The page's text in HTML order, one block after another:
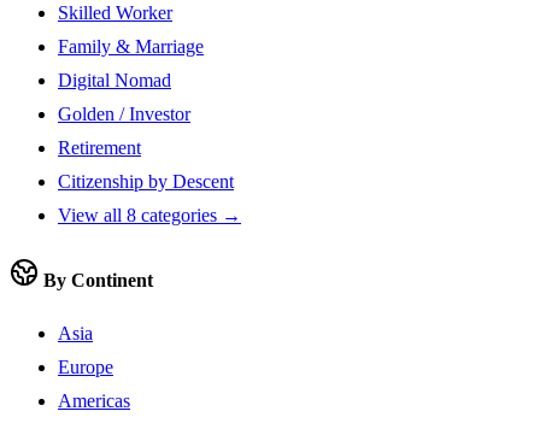
Skilled Worker
Family & Marriage
Digital Nomad
Golden / Investor
Retirement
Citizenship by Descent
View all 8 categories →
By Continent
Asia
Europe
Americas